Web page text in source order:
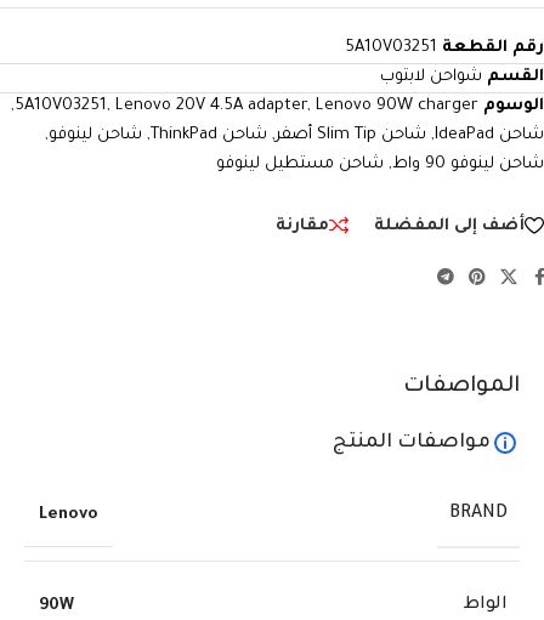
رقم القطعة 5A10V03251
القسم شواحن لابتوب
الوسوم
5A10V03251, Lenovo 20V 4.5A adapter, Lenovo 90W charger
,
شاحن IdeaPad
, شاحن Slim Tip أصفر , شاحن ThinkPad , شاحن لينوفو,
شاحن لينوفو 90 واط
, شاحن مستطيل لينوفو
أضف إلى المفضلة مقارنة
المواصفات
مواصفات المنتج
BRAND
Lenovo
الواط 90W